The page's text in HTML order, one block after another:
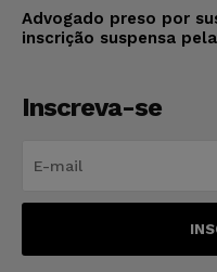
Advogado preso por
inscrição suspensa pela
Inscreva-se